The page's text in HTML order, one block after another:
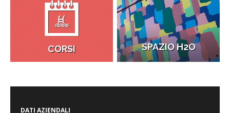
CORSI SPAZIO H2O
DATI AZIENDALI